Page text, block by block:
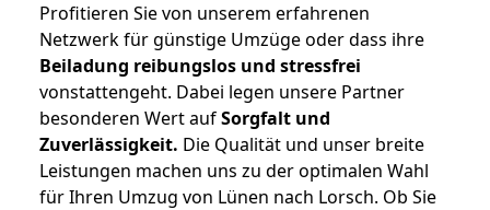
Profitieren Sie von unserem erfahrenen
Netzwerk für günstige Umzüge oder dass ihre
Beiladung reibungslos und stressfrei
vonstattengeht. Dabei legen unsere Partner
besonderen Wert aufSorgfalt und
Zuverlässigkeit. Die Qualität und unser breite
Leistungen machen uns zu der optimalen Wahl
für Ihren Umzug von Lünen nach Lorsch. Ob Sie